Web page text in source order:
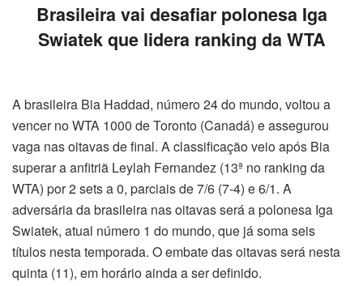
Brasileira vai desafiar polonesa Iga
Swiatek que lidera ranking da WTA
A brasileira Bia Haddad, número 24 do mundo, voltou a
vencer no WTA 1000 de Toronto (Canadá) e assegurou
vaga nas oitavas de final. A classificação veio após Bia
superar a anfitriã Leylah Fernandez (13ª no ranking da
WTA) por 2 sets a 0, parciais de 7/6 (7-4) e 6/1. A
adversária da brasileira nas oitavas será a polonesa Iga
Swiatek, atual número 1 do mundo, que já soma seis
títulos nesta temporada. O embate das oitavas será nesta
quinta (11), em horário ainda a ser definido.